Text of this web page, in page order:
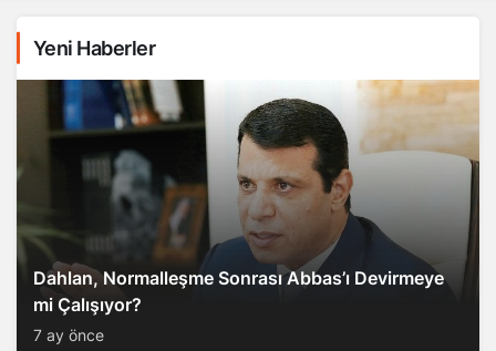
Yeni Haberler
Dahlan, Normalleşme Sonrası Abbas’ı Devirmeye
mi Çalışıyor?
7 ay önce